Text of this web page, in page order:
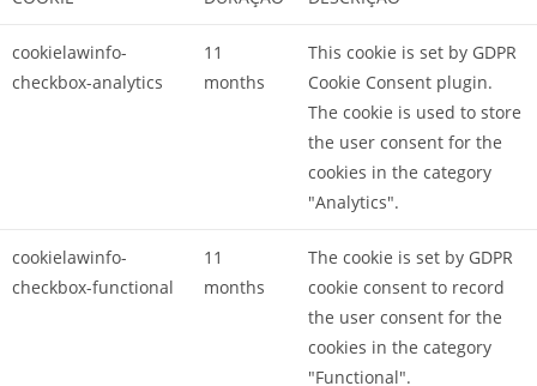
cookielawinfo-
checkbox-analytics
11
months
This cookie is set by GDPR
Cookie Consent plugin.
The cookie is used to store
the user consent for the
cookies in the category
"Analytics".
cookielawinfo-
checkbox-functional
11
months
The cookie is set by GDPR
cookie consent to record
the user consent for the
cookies in the category
"Functional".